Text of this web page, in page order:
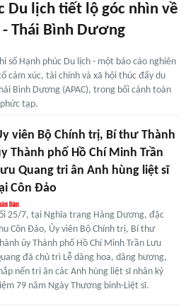
Du lịch tiết lộ góc nhìn về
Thái Bình Dương
số Hạnh phúc Du lịch - một báo cáo nghiên
cảm xúc, tài chính và xã hội thúc đẩy du
Bình Dương (APAC), trong bối cảnh toàn
tạp.
viên Bộ Chính trị, Bí thư Thành
Thành phố Hồ Chí Minh Trần
Quang tri ân Anh hùng liệt sĩ
Côn Đảo
25/7, tại Nghĩa trang Hàng Dương, đặc
Côn Đảo, Ủy viên Bộ Chính trị, Bí thư
ủy Thành phố Hồ Chí Minh Trần Lưu
đã chủ trì Lễ dâng hoa, dâng hương,
nến tri ân các Anh hùng liệt sĩ nhân kỷ
79 năm Ngày Thương binh-Liệt sĩ.